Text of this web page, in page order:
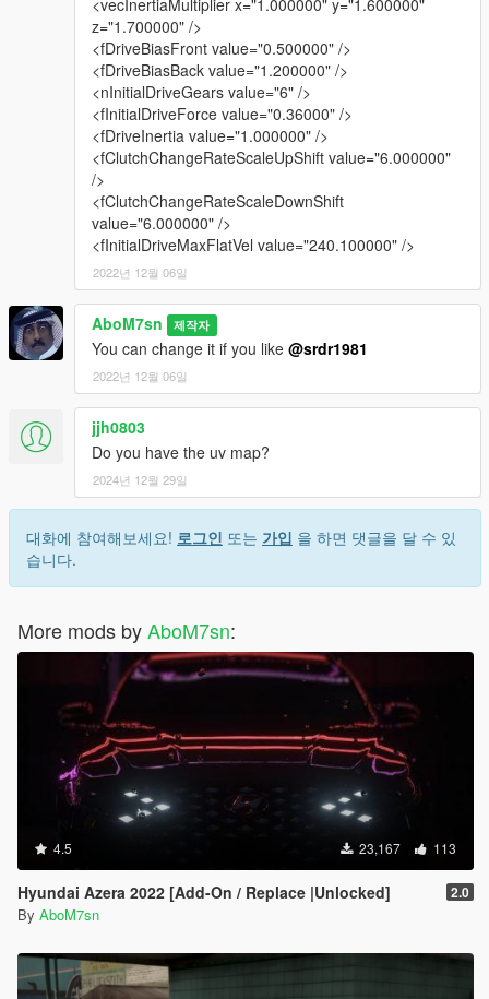
<vecInertiaMultiplier x="1.000000" y="1.600000"
z="1.700000" />
<fDriveBiasFront value="0.500000" />
<fDriveBiasBack value="1.200000" />
<nInitialDriveGears value="6" />
<fInitialDriveForce value="0.36000" />
<fDriveInertia value="1.000000" />
<fClutchChangeRateScaleUpShift value="6.000000"
/>
<fClutchChangeRateScaleDownShift
value="6.000000" />
<fInitialDriveMaxFlatVel value="240.100000" />
2022년 12월 06일
AboM7sn 제작자
You can change it if you like @srdr1981
2022년 12월 06일
jjh0803
Do you have the uv map?
2024년 12월 29일
대화에 참여해보세요! 로그인 또는 가입 을 하면 댓글을 달 수 있
습니다.
More mods byAboM7sn:
4.5 23,167 113
Hyundai Azera 2022 [Add-On / Replace |Unlocked] 2.0
By AboM7sn